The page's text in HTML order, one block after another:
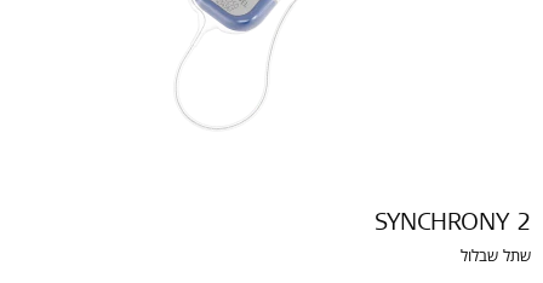
SYNCHRONY 2
שתל שבלול